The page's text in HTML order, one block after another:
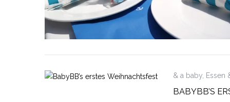
& a baby, Essen
BABYBB’S